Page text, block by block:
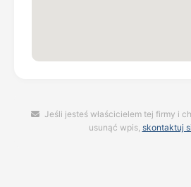
Jeśli jesteś właścicielem tej firmy i
usunąć wpis, skontaktuj